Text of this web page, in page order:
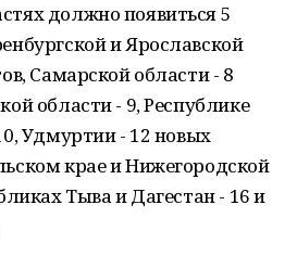
должно появиться 5
и Ярославской
Самарской области - 8
области - 9, Республике
Удмуртии - 12 новых
крае и Нижегородской
Тыва и Дагестан - 16 и